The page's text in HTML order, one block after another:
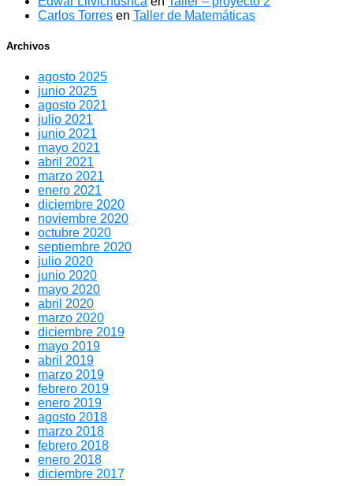
Carlos Torres en Taller de Matemáticas
Archivos
agosto 2025
junio 2025
agosto 2021
julio 2021
junio 2021
mayo 2021
abril 2021
marzo 2021
enero 2021
diciembre 2020
noviembre 2020
octubre 2020
septiembre 2020
julio 2020
junio 2020
mayo 2020
abril 2020
marzo 2020
diciembre 2019
mayo 2019
abril 2019
marzo 2019
febrero 2019
enero 2019
agosto 2018
marzo 2018
febrero 2018
enero 2018
diciembre 2017